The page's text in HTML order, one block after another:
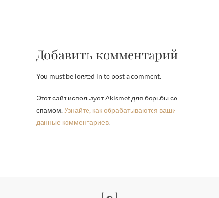
Добавить комментарий
You must be logged in to post a comment.
Этот сайт использует Akismet для борьбы со
спамом.Узнайте, как обрабатываются ваши
данные комментариев.